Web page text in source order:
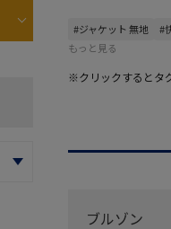
#ジャケット 無地 #
もっと見る
※クリックするとタ
ブルゾン